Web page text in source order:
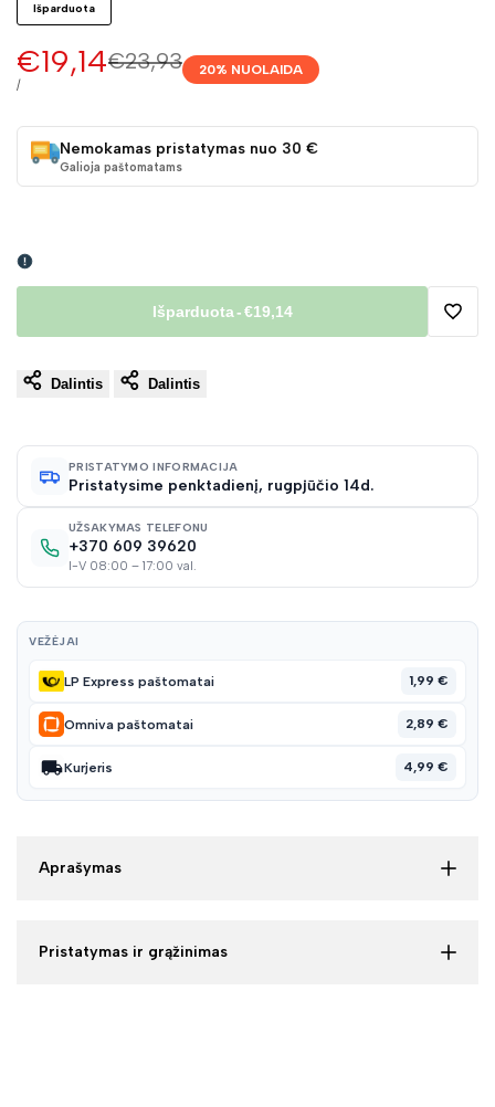
Išparduota
Įprasta
€23,93
Pardavimo
kaina
€19,14
VIENETO
/
20% NUOLAIDA
Nemokamas pristatymas nuo 30 €
Galioja paštomatams
Išparduota-€19,14
Dalintis Dalintis
PRISTATYMO INFORMACIJA
Pristatysime penktadienį, rugpjūčio 14d.
UŽSAKYMAS TELEFONU
+370 609 39620
I-V 08:00 – 17:00 val.
VEŽĖJAI
LP Express paštomatai 1,99 €
Omniva paštomatai 2,89 €
Kurjeris 4,99 €
Aprašymas
Pristatymas ir grąžinimas